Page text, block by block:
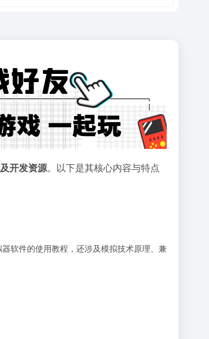
开发资源。以下是其核心内容与特点
软件的使用教程，还涉及模拟技术原理、兼